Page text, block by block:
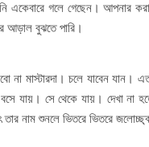
একেবারে গলে গেছেন। আপনার
আড়াল বুঝতে পারি।
না মাস্টারদা। চলে যাবেন যান।
যায়। সে থেকে যায়। দেখা না
নাম শুনলে ভিতরে ভিতরে